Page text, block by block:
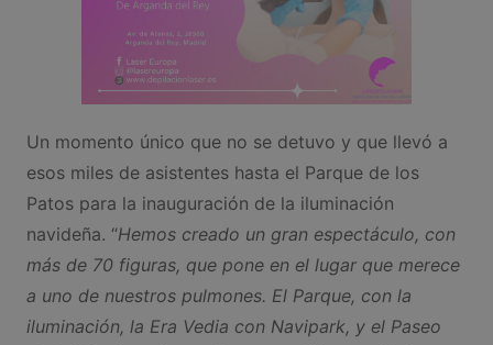
Un momento único que no se detuvo y que llevó a
esos miles de asistentes hasta el Parque de los
Patos para la inauguración de la iluminación
navideña. “Hemos creado un gran espectáculo, con
más de 70 figuras, que pone en el lugar que merece
a uno de nuestros pulmones. El Parque, con la
iluminación, la Era Vedia con Navipark, y el Paseo